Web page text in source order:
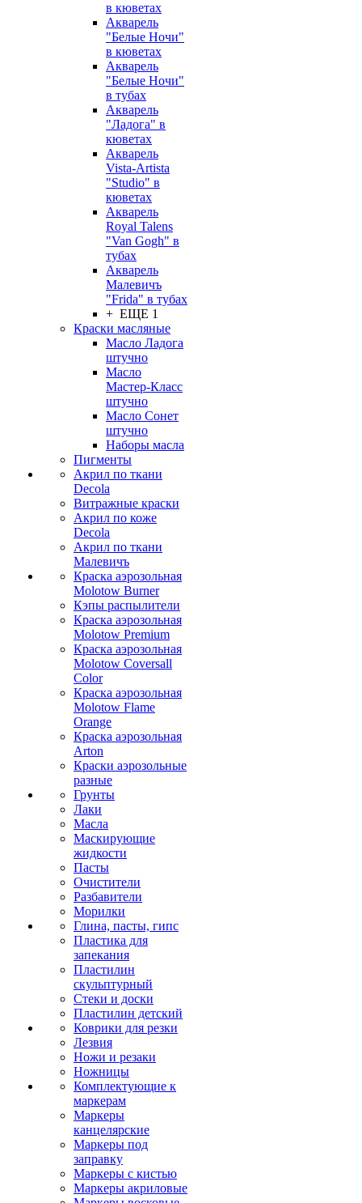
в кюветах
Акварель
"Белые Ночи"
в кюветах
Акварель
"Белые Ночи"
в тубах
Акварель
"Ладога" в
кюветах
Акварель
Vista-Artista
"Studio" в
кюветах
Акварель
Royal Talens
"Van Gogh" в
тубах
Акварель
Малевичъ
"Frida" в тубах
+ ЕЩЕ 1
Краски масляные
Масло Ладога
штучно
Масло
Мастер-Класс
штучно
Масло Сонет
штучно
Наборы масла
Пигменты
Акрил по ткани
Decola
Витражные краски
Акрил по коже
Decola
Акрил по ткани
Малевичъ
Краска аэрозольная
Molotow Burner
Кэпы распылители
Краска аэрозольная
Molotow Premium
Краска аэрозольная
Molotow Coversall
Color
Краска аэрозольная
Molotow Flame
Orange
Краска аэрозольная
Arton
Краски аэрозольные
разные
Грунты
Лаки
Масла
Маскирующие
жидкости
Пасты
Очистители
Разбавители
Морилки
Глина, пасты, гипс
Пластика для
запекания
Пластилин
скульптурный
Стеки и доски
Пластилин детский
Коврики для резки
Лезвия
Ножи и резаки
Ножницы
Комплектующие к
маркерам
Маркеры
канцелярские
Маркеры под
заправку
Маркеры с кистью
Маркеры акриловые